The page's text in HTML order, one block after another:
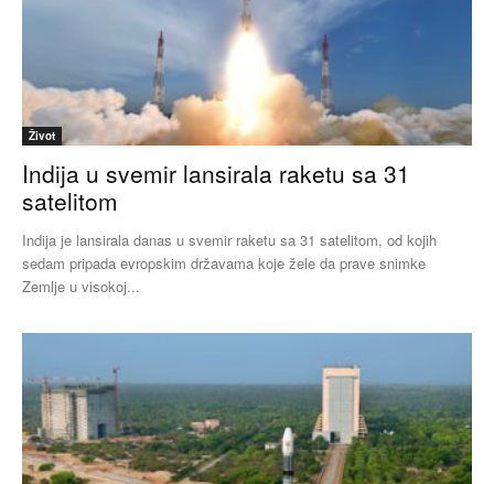
Život
Indija u svemir lansirala raketu sa 31
satelitom
Indija je lansirala danas u svemir raketu sa 31 satelitom, od kojih
sedam pripada evropskim državama koje žele da prave snimke
Zemlje u visokoj...